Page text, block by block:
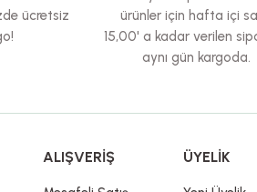
farklı alternatifler olmalı.
ücretsiz
ürünler için hafta içi
15,00' a kadar verilen
aynı gün kargoda.
ALIŞVERİŞ ÜYELİK